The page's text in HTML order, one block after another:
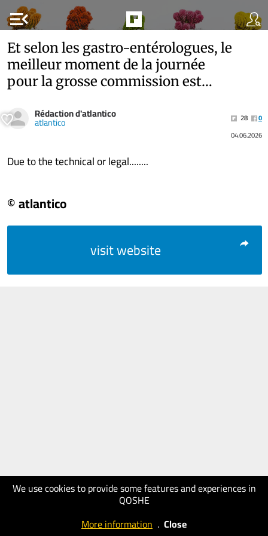
menu_open
We use cookies to provide some features and experiences in
QOSHE
More information . Close
Et selon les gastro-entérologues, le
meilleur moment de la journée
pour la grosse commission est…
Rédaction d'atlantico
atlantico 28
0
04.06.2026
Due to the technical or legal........
© atlantico
visit website